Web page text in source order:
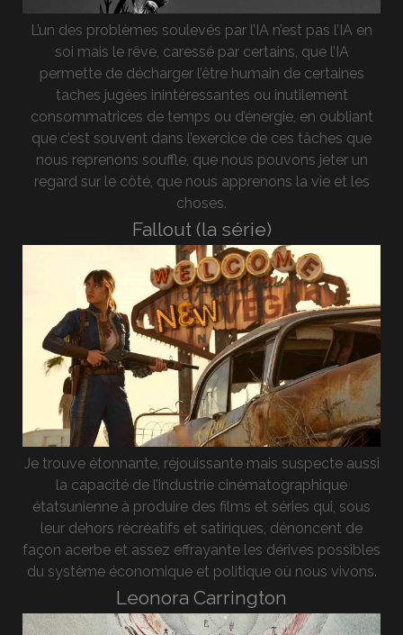
L’un des problèmes soulevés par l’IA n’est pas l’IA en
soi mais le rêve, caressé par certains, que l’IA
permette de décharger l’être humain de certaines
taches jugées inintéressantes ou inutilement
consommatrices de temps ou d’énergie, en oubliant
que c’est souvent dans l’exercice de ces tâches que
nous reprenons souffle, que nous pouvons jeter un
regard sur le côté, que nous apprenons la vie et les
choses.
Fallout (la série)
Je trouve étonnante, réjouissante mais suspecte aussi
la capacité de l’industrie cinématographique
étatsunienne à produire des films et séries qui, sous
leur dehors récréatifs et satiriques, dénoncent de
façon acerbe et assez effrayante les dérives possibles
du système économique et politique où nous vivons.
Leonora Carrington